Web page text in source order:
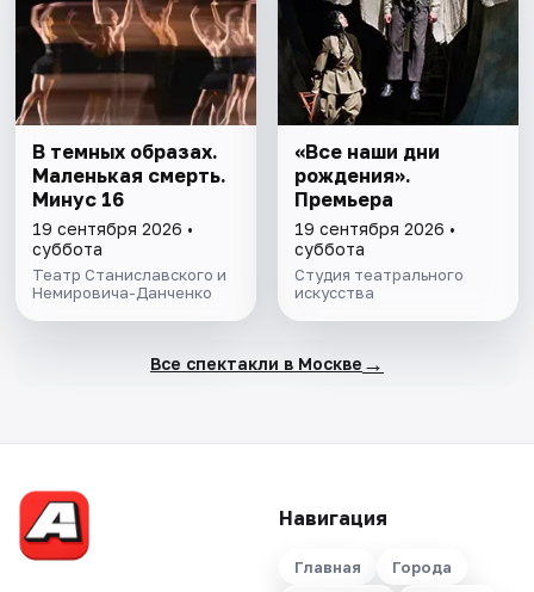
В темных образах.
Маленькая смерть.
Минус 16
19 сентября 2026 •
суббота
Театр Станиславского и
Немировича-Данченко
«Все наши дни
рождения».
Премьера
19 сентября 2026 •
суббота
Студия театрального
искусства
Все спектакли в Москве →
Навигация
Главная Города